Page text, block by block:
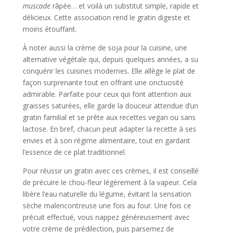
muscaderâpée… et voilà un substitut simple, rapide et
délicieux. Cette association rend le gratin digeste et
moins étouffant.
À noter aussi la crème de soja pour la cuisine, une
alternative végétale qui, depuis quelques années, a su
conquérir les cuisines modernes. Elle allège le plat de
façon surprenante tout en offrant une onctuosité
admirable. Parfaite pour ceux qui font attention aux
graisses saturées, elle garde la douceur attendue d’un
gratin familial et se prête aux recettes vegan ou sans
lactose. En bref, chacun peut adapter la recette à ses
envies et à son régime alimentaire, tout en gardant
l’essence de ce plat traditionnel.
Pour réussir un gratin avec ces crèmes, il est conseillé
de précuire le chou-fleur légèrement à la vapeur. Cela
libère l’eau naturelle du légume, évitant la sensation
sèche malencontreuse une fois au four. Une fois ce
précuit effectué, vous nappez généreusement avec
votre crème de prédilection, puis parsemez de